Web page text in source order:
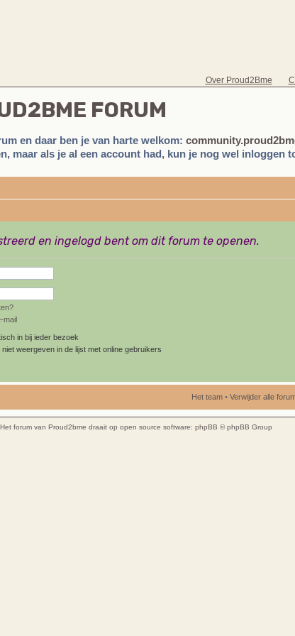
Over Proud2Bme
FORUM
en daar ben je van harte welkom:
maar als je al een account had, kun je nog wel inloggen
en ingelogd bent om dit forum te openen.
mail
in bij ieder bezoek
weergeven in de lijst met online gebruikers
Het team• Verwijder alle
Het forum van Proud2bme draait op open source software: phpBB © phpBB Group